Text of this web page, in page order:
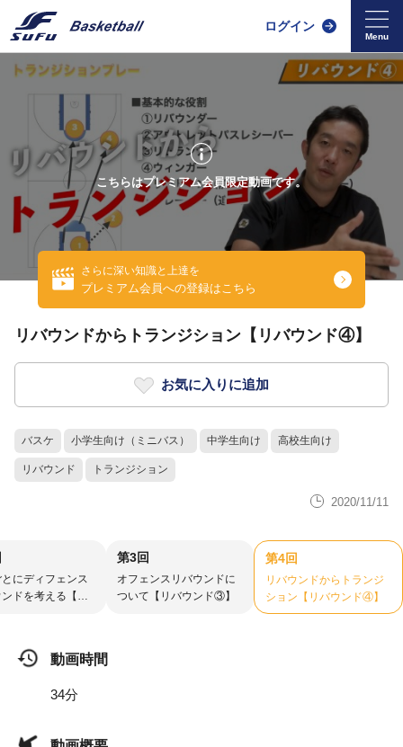
ログイン
こちらはプレミアム会員限定動画です。
さらに深い知識と上達を
プレミアム会員への登録はこちら
リバウンドからトランジション【リバウンド④】
お気に入りに追加
バスケ 小学生向け（ミニバス） 中学生向け 高校生向け
リバウンド トランジション
2020/11/11
にディフェンス
ドを考える【リ
第3回
オフェンスリバウンドに
ついて【リバウンド③】
第4回
リバウンドからトランジ
ション【リバウンド④】
動画時間
34分